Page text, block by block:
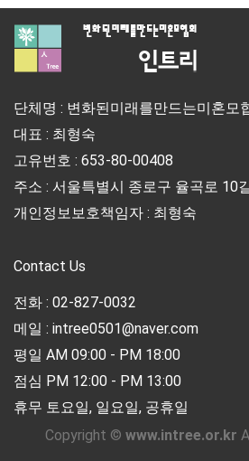
단체명 : 변화된미래를만드는미혼모
대표 : 최형숙
고유번호 : 653-80-00408
주소 : 서울특별시 종로구 율곡로 10
개인정보보호책임자 : 최형숙
Contact Us
전화 : 02-827-0032
메일 : intree0501@naver.com
평일 AM 09:00 - PM 18:00
점심 PM 12:00 - PM 13:00
휴무 토요일, 일요일, 공휴일
Copyright © www.intree.or.kr